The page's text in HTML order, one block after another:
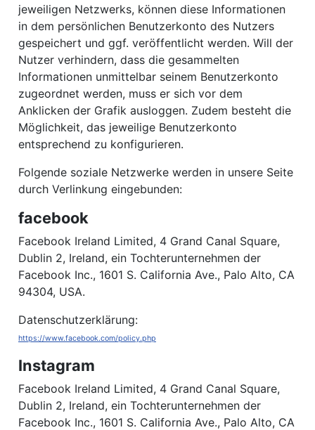
jeweiligen Netzwerks, können diese Informationen
in dem persönlichen Benutzerkonto des Nutzers
gespeichert und ggf. veröffentlicht werden. Will der
Nutzer verhindern, dass die gesammelten
Informationen unmittelbar seinem Benutzerkonto
zugeordnet werden, muss er sich vor dem
Anklicken der Grafik ausloggen. Zudem besteht die
Möglichkeit, das jeweilige Benutzerkonto
entsprechend zu konfigurieren.
Folgende soziale Netzwerke werden in unsere Seite
durch Verlinkung eingebunden:
facebook
Facebook Ireland Limited, 4 Grand Canal Square,
Dublin 2, Ireland, ein Tochterunternehmen der
Facebook Inc., 1601 S. California Ave., Palo Alto, CA
94304, USA.
Datenschutzerklärung:
https://www.facebook.com/policy.php
Instagram
Facebook Ireland Limited, 4 Grand Canal Square,
Dublin 2, Ireland, ein Tochterunternehmen der
Facebook Inc., 1601 S. California Ave., Palo Alto, CA